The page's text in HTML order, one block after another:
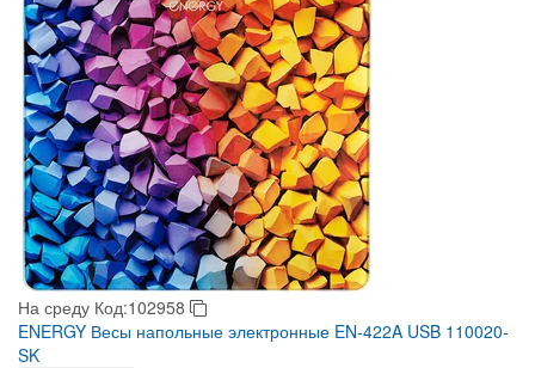
На среду Код:102958
ENERGY Весы напольные электронные EN-422A USB 110020-
SK